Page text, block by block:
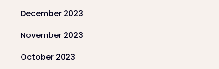
December 2023
November 2023
October 2023